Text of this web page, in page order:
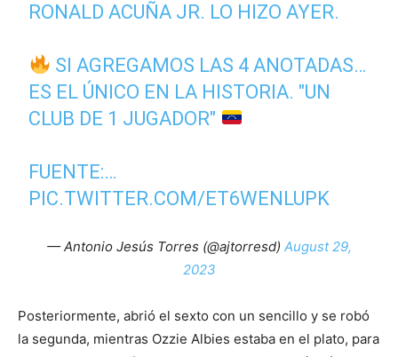
RONALD ACUÑA JR. LO HIZO AYER.
SI AGREGAMOS LAS 4 ANOTADAS…
ES EL ÚNICO EN LA HISTORIA. "UN
CLUB DE 1 JUGADOR"
FUENTE:…
PIC.TWITTER.COM/ET6WENLUPK
— Antonio Jesús Torres (@ajtorresd) August 29,
2023
Posteriormente, abrió el sexto con un sencillo y se robó
la segunda, mientras Ozzie Albies estaba en el plato, para